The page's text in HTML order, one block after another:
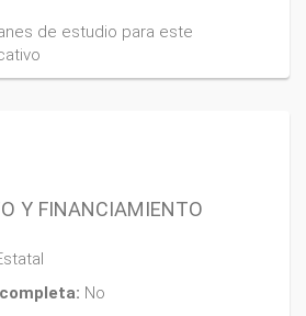
de estudio para este
Y FINANCIAMIENTO
No